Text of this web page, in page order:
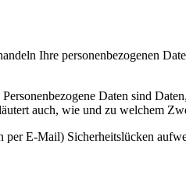
Ihre personenbezogenen
Daten sind
auch, wie und zu welchem
E-Mail) Sicherheitslücken